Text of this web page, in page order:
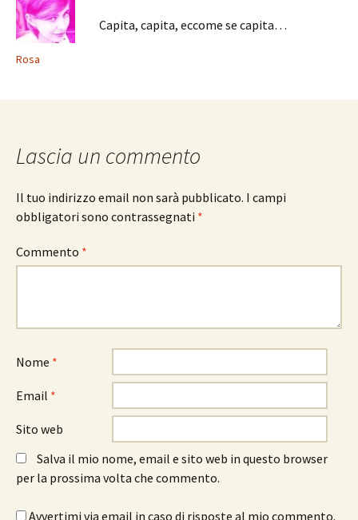
Rosa
Capita, capita, eccome se capita…
Lascia un commento
Il tuo indirizzo email non sarà pubblicato. I campi
obbligatori sono contrassegnati *
Commento *
Nome *
Email *
Sito web
Salva il mio nome, email e sito web in questo browser
per la prossima volta che commento.
Avvertimi via email in caso di risposte al mio commento.